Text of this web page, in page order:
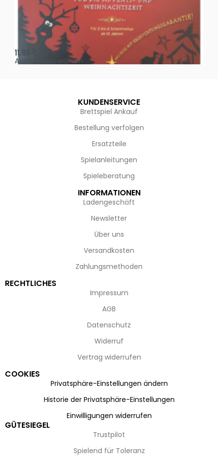
Oh, heilige Nacht!
11,95
Ausführung wählen
KUNDENSERVICE
Brettspiel Ankauf
Bestellung verfolgen
Ersatzteile
Spielanleitungen
Spieleberatung
INFORMATIONEN
Ladengeschäft
Newsletter
Über uns
Versandkosten
Zahlungsmethoden
RECHTLICHES
Impressum
AGB
Datenschutz
Widerruf
Vertrag widerrufen
COOKIES
Privatsphäre-Einstellungen ändern
Historie der Privatsphäre-Einstellungen
Einwilligungen widerrufen
GÜTESIEGEL
Trustpilot
Spielend für Toleranz